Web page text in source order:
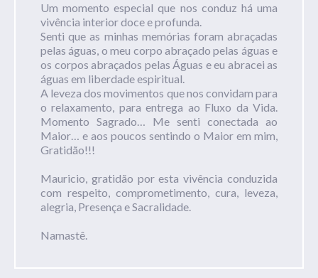
Um momento especial que nos conduz há uma
vivência interior doce e profunda.
Senti que as minhas memórias foram abraçadas
pelas águas, o meu corpo abraçado pelas águas e
os corpos abraçados pelas Águas e eu abracei as
águas em liberdade espiritual.
A leveza dos movimentos que nos convidam para
o relaxamento, para entrega ao Fluxo da Vida.
Momento Sagrado… Me senti conectada ao
Maior… e aos poucos sentindo o Maior em mim,
Gratidão!!!
Mauricio, gratidão por esta vivência conduzida
com respeito, comprometimento, cura, leveza,
alegria, Presença e Sacralidade.
Namastê.